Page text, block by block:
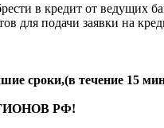
в кредит от ведущих
для подачи заявки на
сроки,(в течение 15
РФ!